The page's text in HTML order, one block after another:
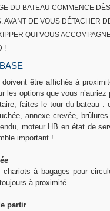
DU BATEAU COMMENCE
AVANT DE VOUS DÉTACHER
QUI VOUS
!
être affichés à
les options que vous n’auriez
faites le tour du bateau
annexe crevée,
moteur HB en état de
important !
chariots à bagages pour
à proximité.
partir